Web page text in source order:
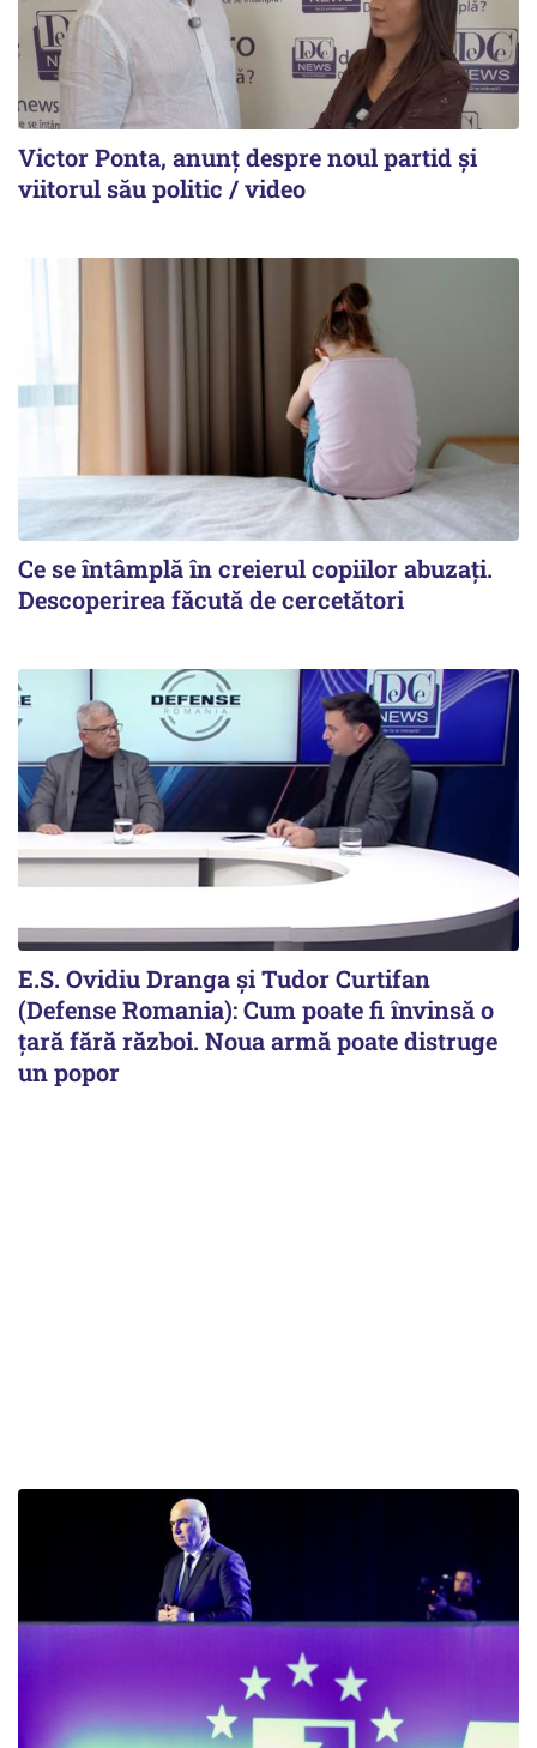
Victor Ponta, anunț despre noul partid și
viitorul său politic / video
Ce se întâmplă în creierul copiilor abuzați.
Descoperirea făcută de cercetători
E.S. Ovidiu Dranga și Tudor Curtifan
(Defense Romania): Cum poate fi învinsă o
țară fără război. Noua armă poate distruge
un popor